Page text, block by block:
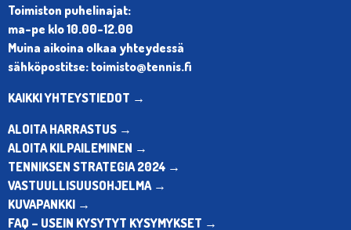
Toimiston puhelinajat:
ma-pe klo 10.00-12.00
Muina aikoina olkaa yhteydessä
sähköpostitse: toimisto@tennis.fi
KAIKKI YHTEYSTIEDOT →
ALOITA HARRASTUS →
ALOITA KILPAILEMINEN →
TENNIKSEN STRATEGIA 2024 →
VASTUULLISUUSOHJELMA →
KUVAPANKKI →
FAQ – USEIN KYSYTYT KYSYMYKSET →